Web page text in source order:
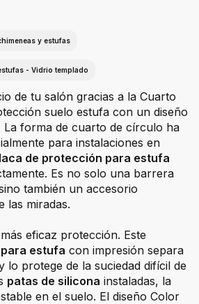
y estufas
- Vidrio templado
de tu salón gracias a la Cuarto
suelo estufa con un diseño
La forma de cuarto de círculo ha
para instalaciones en
de protección para estufa
Es no solo una barrera
también un accesorio
las miradas.
eficaz protección. Este
estufa con impresión separa
lo protege de la suciedad difícil de
patas de silicona instaladas, la
en el suelo. El diseño Color